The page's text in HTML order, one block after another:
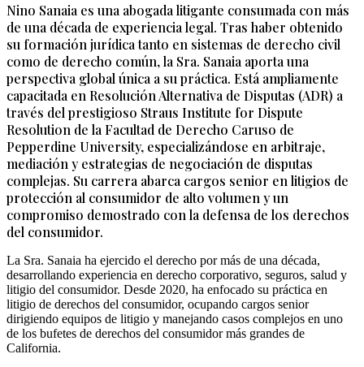
Nino Sanaia es una abogada litigante consumada con más
de una década de experiencia legal. Tras haber obtenido
su formación jurídica tanto en sistemas de derecho civil
como de derecho común, la Sra. Sanaia aporta una
perspectiva global única a su práctica. Está ampliamente
capacitada en Resolución Alternativa de Disputas (ADR) a
través del prestigioso Straus Institute for Dispute
Resolution de la Facultad de Derecho Caruso de
Pepperdine University, especializándose en arbitraje,
mediación y estrategias de negociación de disputas
complejas. Su carrera abarca cargos senior en litigios de
protección al consumidor de alto volumen y un
compromiso demostrado con la defensa de los derechos
del consumidor.
La Sra. Sanaia ha ejercido el derecho por más de una década,
desarrollando experiencia en derecho corporativo, seguros, salud y
litigio del consumidor. Desde 2020, ha enfocado su práctica en
litigio de derechos del consumidor, ocupando cargos senior
dirigiendo equipos de litigio y manejando casos complejos en uno
de los bufetes de derechos del consumidor más grandes de
California.